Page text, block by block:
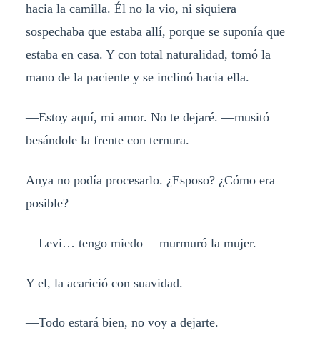
hacia la camilla. Él no la vio, ni siquiera
sospechaba que estaba allí, porque se suponía que
estaba en casa. Y con total naturalidad, tomó la
mano de la paciente y se inclinó hacia ella.
—Estoy aquí, mi amor. No te dejaré. —musitó
besándole la frente con ternura.
Anya no podía procesarlo. ¿Esposo? ¿Cómo era
posible?
—Levi… tengo miedo —murmuró la mujer.
Y el, la acarició con suavidad.
—Todo estará bien, no voy a dejarte.